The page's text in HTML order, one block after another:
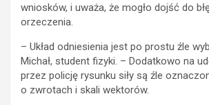
wniosków, i uważa, że mogło dojść do
orzeczenia.
– Układ odniesienia jest po prostu źle
Michał, student fizyki. – Dodatkowo na
przez policję rysunku siły są źle
o zwrotach i skali wektorów.